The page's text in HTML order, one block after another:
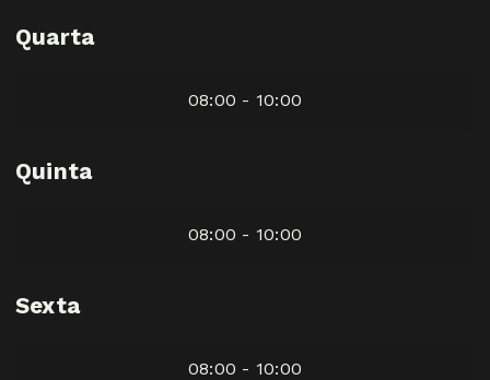
Quarta
08:00 - 10:00
Quinta
08:00 - 10:00
Sexta
08:00 - 10:00